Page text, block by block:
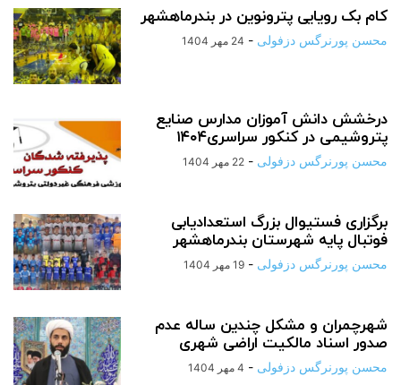
کام بک رویایی پترونوین در بندرماهشهر
محسن پورنرگس دزفولی - 24 مهر 1404
درخشش دانش آموزان مدارس صنایع
پتروشیمی در کنکور سراسری۱۴۰۴
محسن پورنرگس دزفولی - 22 مهر 1404
برگزاری فستیوال بزرگ استعدادیابی
فوتبال پایه شهرستان بندرماهشهر
محسن پورنرگس دزفولی - 19 مهر 1404
شهرچمران و مشکل چندین ساله عدم
صدور اسناد مالکیت اراضی شهری
محسن پورنرگس دزفولی - 4 مهر 1404